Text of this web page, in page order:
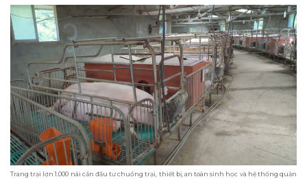
Trang trại lợn 1.000 nái cần đầu tư chuồng trại, thiết bị, an toàn sinh học và hệ thống quản